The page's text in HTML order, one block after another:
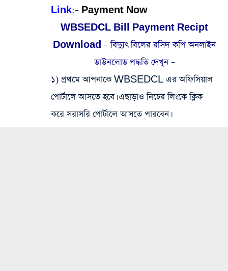
Link:– Payment Now
WBSEDCL Bill Payment Recipt
Download – বিদ্যুৎ বিলের রসিদ কপি অনলাইন
ডাউনলোড পদ্ধতি দেখুন –
১) প্রথমে আপনাকে WBSEDCL এর অফিসিয়াল
পোর্টালে আসতে হবে। এছাড়াও নিচের লিংকে ক্লিক
করে সরাসরি পোর্টালে আসতে পারবেন।